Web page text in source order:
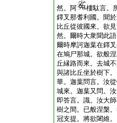
然。阿
樓駄言。
鐸叉那耆利國。聞
比丘從彼國來。欲
然。爾時大衆聞此
爾時摩訶迦葉在鐸
在鳩尸那城。欲般
丘縁路而來。去城
與諸比丘坐於樹下
華。迦葉問言。汝
城來。迦葉又問。
即答言。識。汝大
樹之間。已般涅槃
冠支提。將欲闍維